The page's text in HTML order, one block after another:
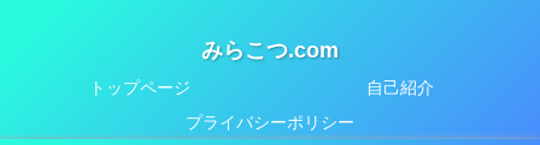
みらこつ.com
トップページ
自己紹介
プライバシーポリシー